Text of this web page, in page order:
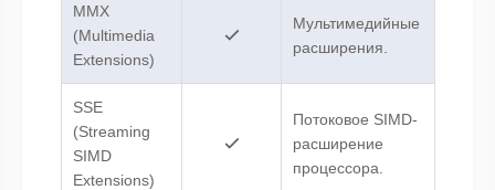
MMX
(Multimedia
Extensions)
Мультимедийные
расширения.
SSE
(Streaming
SIMD
Extensions)
Потоковое SIMD-
расширение
процессора.